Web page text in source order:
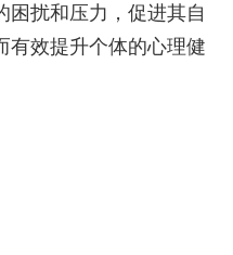
困扰和压力，促进其自
有效提升个体的心理健